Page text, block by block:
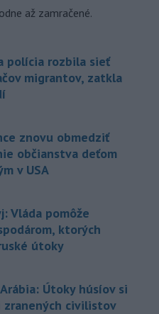
až zamračené.
polícia rozbila sieť
migrantov, zatkla
znovu obmedziť
občianstva deťom
v USA
Vláda pomôže
ktorých
útoky
Útoky húsíov si
zranených civilistov